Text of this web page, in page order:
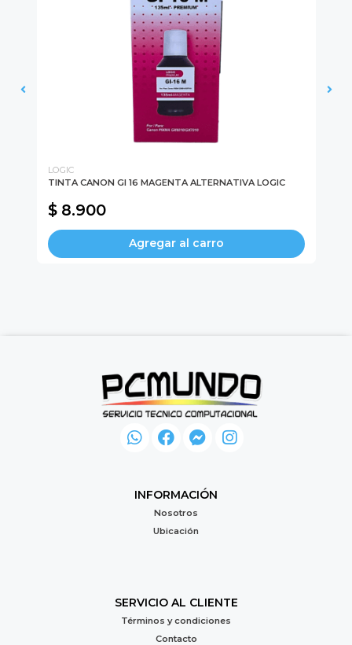
LOGIC
TINTA CANON GI 16 MAGENTA ALTERNATIVA LOGIC
$ 8.900
Agregar al carro
INFORMACIÓN
Nosotros
Ubicación
SERVICIO AL CLIENTE
Términos y condiciones
Contacto